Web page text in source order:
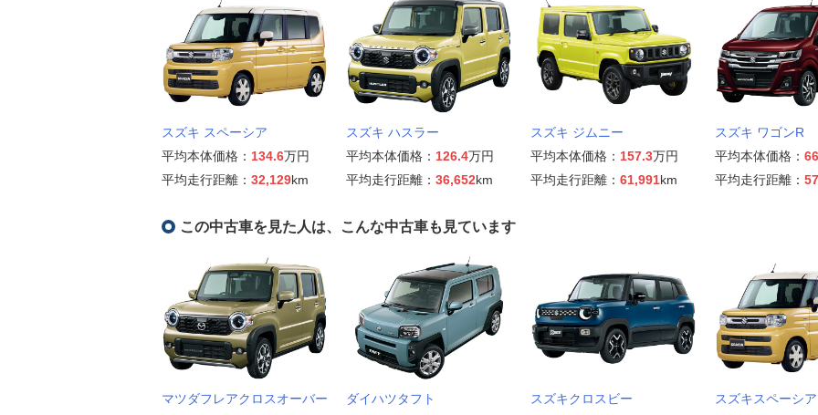
スズキ スペーシア
平均本体価格： 134.6万円
平均走行距離： 32,129km
スズキ ハスラー
平均本体価格： 126.4万円
平均走行距離： 36,652km
スズキ ジムニー
平均本体価格： 157.3万円
平均走行距離： 61,991km
スズキ ワゴンR
平均本体価格：
平均走行距離：
この中古車を見た人は、こんな中古車も見ています
マツダフレアクロスオーバー
ダイハツタフト
スズキクロスビー
スズキスペーシア